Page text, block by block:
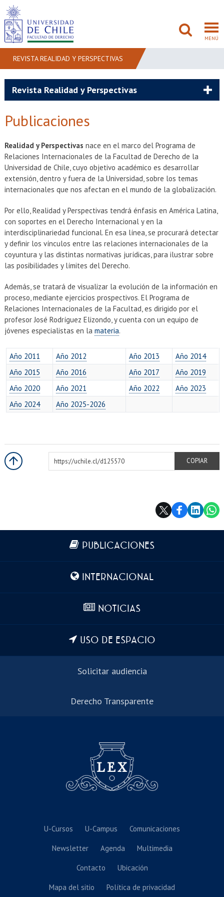
MENÚ
FACULTAD
ADMISIÓN
INVESTIGACIÓN
EXTENSIÓN
Académicos Estudiantes
Egresados
REVISTA REALIDAD Y PERSPECTIVAS
Revista Realidad y Perspectivas
Publicaciones
Realidad y Perspectivas nace en el marco del Programa de
Relaciones Internacionales de la Facultad de Derecho de la
Universidad de Chile, cuyo objetivo académico es desarrollar
extensión, dentro y fuera de la Universidad, sobre los temas
internacionales que nos afectan en el mundo de la globalización.
Por ello, Realidad y Perspectivas tendrá énfasis en América Latina,
con soportes en el Derecho Internacional y en la
interdisciplinariedad funcional. En esa línea, se procurará detectar
y definir los vínculos entre las relaciones internacionales de la
coyuntura y las distintas normativas jurídicas, para ilustrar sobre
las posibilidades y límites del Derecho.
Además, se tratará de visualizar la evolución de la información en
proceso, mediante ejercicios prospectivos. El Programa de
Relaciones Internacionales de la Facultad, es dirigido por el
profesor José Rodríguez Elizondo, y cuenta con un equipo de
jóvenes especialistas en la materia.
Año 2011 Año 2012 Año 2013
Año 2014
Año 2015
Año 2016 Año 2017
Año 2019
Año 2020
Año 2021 Año 2022
Año 2023
Año 2024
Año 2025-2026
https://uchile.cl/d125570
COPIAR
Más información
PUBLICACIONES
INTERNACIONAL
NOTICIAS
USO DE ESPACIO
Solicitar audiencia
Derecho Transparente
U-Cursos U-Campus Comunicaciones
Newsletter Agenda Multimedia
Contacto Ubicación
Mapa del sitio Política de privacidad